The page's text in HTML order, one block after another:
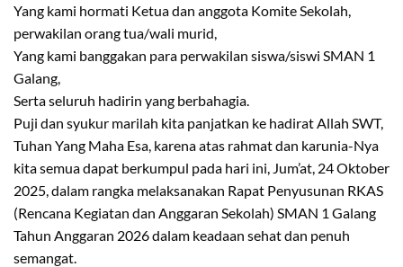
Yang kami hormati Ketua dan anggota Komite Sekolah,
perwakilan orang tua/wali murid,
Yang kami banggakan para perwakilan siswa/siswi SMAN 1
Galang,
Serta seluruh hadirin yang berbahagia.
Puji dan syukur marilah kita panjatkan ke hadirat Allah SWT,
Tuhan Yang Maha Esa, karena atas rahmat dan karunia-Nya
kita semua dapat berkumpul pada hari ini, Jum’at, 24 Oktober
2025, dalam rangka melaksanakan Rapat Penyusunan RKAS
(Rencana Kegiatan dan Anggaran Sekolah) SMAN 1 Galang
Tahun Anggaran 2026 dalam keadaan sehat dan penuh
semangat.